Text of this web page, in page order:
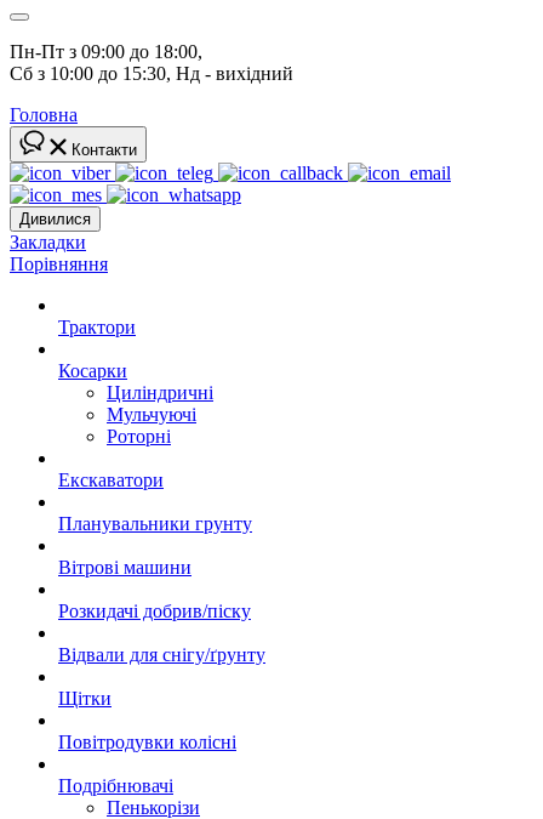
Пн-Пт з 09:00 до 18:00,
Сб з 10:00 до 15:30, Нд - вихідний
Головна
Контакти
Дивилися
Закладки
Порівняння
Трактори
Косарки
Циліндричні
Мульчуючі
Роторні
Екскаватори
Планувальники грунту
Вітрові машини
Розкидачі добрив/піску
Відвали для снігу/ґрунту
Щітки
Повітродувки колісні
Подрібнювачі
Пенькорізи